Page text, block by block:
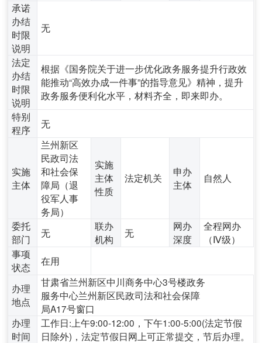
承诺
办结
时限
说明
无
法定
办结
时限
说明
根据《国务院关于进一步优化政务服务提升行政效
能推动“高效办成一件事”的指导意见》精神，提升
政务服务便利化水平，材料齐全，即来即办。
特别
程序
无
实施
主体
兰州新区
民政司法
和社会保
障局（退
役军人事
务局）
实施
主体
性质
法定机关
申办
主体
自然人
委托
部门
无
联办
机构
无
网办
深度
全程网办
（Ⅳ级）
事项
状态
在用
办理
地点
甘肃省兰州新区中川商务中心3号楼政务
服务中心兰州新区民政司法和社会保障
局A17号窗口
办理
时间
工作日:上午9:00-12:00，下午1:00-5:00(法定节假
日除外)，法定节假日网上可正常提交，节后办理。